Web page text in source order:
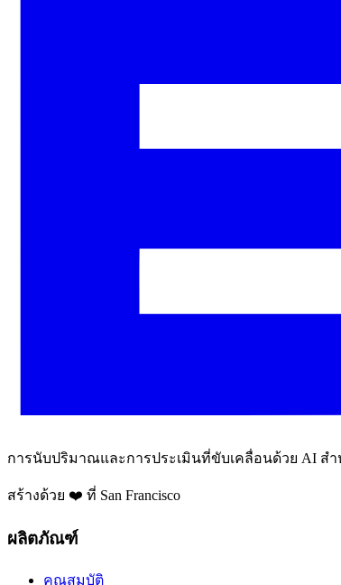
การนับปริมาณและการประเมินที่ขับเคลื่อนด้วย AI ส
สร้างด้วย ❤️ ที่ San Francisco
ผลิตภัณฑ์
คุณสมบัติ